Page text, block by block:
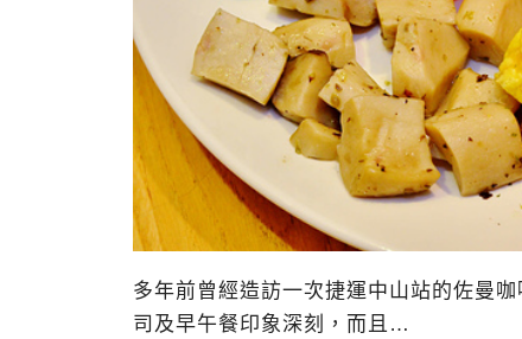
多年前曾經造訪一次捷運中山站的佐曼
司及早午餐印象深刻，而且…